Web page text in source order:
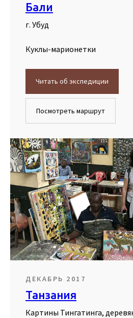
Бали
г. Убуд
Куклы-марионетки
Читать об экспедиции
Посмотреть маршрут
ДЕКАБРЬ 2017
Танзания
Картины Тингатинга,